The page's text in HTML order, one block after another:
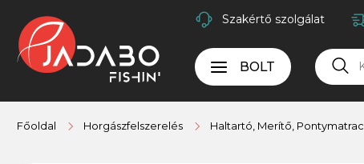
Szakértő szolgálat
BOLT
Főoldal Horgászfelszerelés Haltartó, Merítő, Pontymatrac